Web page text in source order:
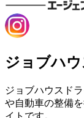
ジョブハ
ジョブハウスド
や自動車の整備
イトです。